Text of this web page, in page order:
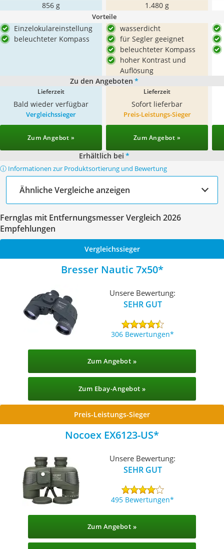
856 g 1.480 g
Vorteile
Einzelokulareinstellung
beleuchteter Kompass
wasserdicht
für Segler geeignet
beleuchteter Kompass
hoher Kontrast und
Auflösung
Zu den Angeboten *
Lieferzeit
Bald wieder verfügbar
Lieferzeit
Sofort lieferbar
Vergleichssieger
Zum Angebot »
Preis-Leistungs-Sieger
Zum Angebot »
Erhältlich bei *
ⓘ Informationen zur Produktsortierung und Bewertung
Ähnliche Vergleiche anzeigen
Fernglas mit Entfernungsmesser Vergleich 2026
Empfehlungen
Vergleichssieger
Bresser Nautic 7x50
Unsere Bewertung:
SEHR GUT
306 Bewertungen
Zum Angebot »
Zum Ebay-Angebot »
Preis-Leistungs-Sieger
Nocoex EX6123-US
Unsere Bewertung:
SEHR GUT
495 Bewertungen
Zum Angebot »